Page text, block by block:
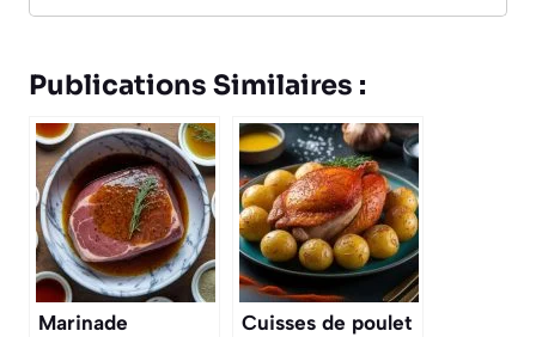
Publications Similaires :
Marinade
Cuisses de poulet